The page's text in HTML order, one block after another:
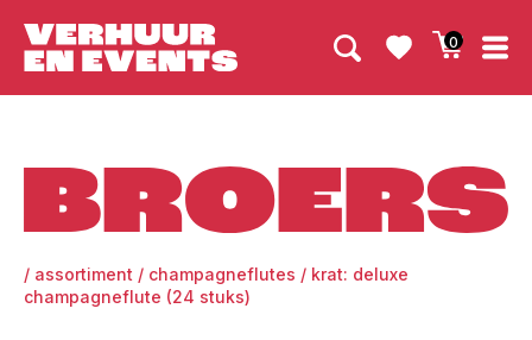
0
/ assortiment / champagneflutes / krat: deluxe
champagneflute (24 stuks)